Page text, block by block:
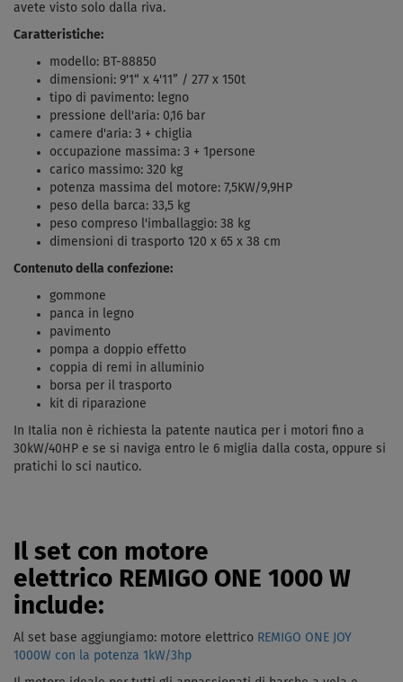
avete visto solo dalla riva.
Caratteristiche:
modello: BT-88850
dimensioni: 9'1“ x 4'11” / 277 x 150t
tipo di pavimento: legno
pressione dell'aria: 0,16 bar
camere d'aria: 3 + chiglia
occupazione massima: 3 + 1persone
carico massimo: 320 kg
potenza massima del motore: 7,5KW/9,9HP
peso della barca: 33,5 kg
peso compreso l'imballaggio: 38 kg
dimensioni di trasporto 120 x 65 x 38 cm
Contenuto della confezione:
gommone
panca in legno
pavimento
pompa a doppio effetto
coppia di remi in alluminio
borsa per il trasporto
kit di riparazione
In Italia non è richiesta la patente nautica per i motori fino a
30kW/40HP e se si naviga entro le 6 miglia dalla costa, oppure si
pratichi lo sci nautico.
Il set con motore
elettrico REMIGO ONE 1000 W
include:
Al set base aggiungiamo: motore elettrico REMIGO ONE JOY
1000W con la potenza 1kW/3hp